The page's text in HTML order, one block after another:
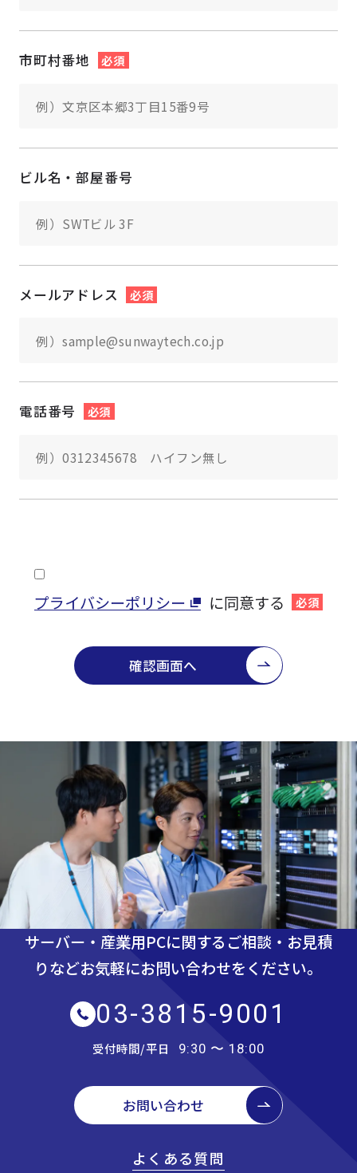
市町村番地 必須
ビル名・部屋番号
メールアドレス 必須
電話番号 必須
プライバシーポリシー に同意する 必須
確認画面へ
サーバー・産業用PCに関するご相談・お見積
りなどお気軽にお問い合わせをください。
03-3815-9001
受付時間/平日 9:30 〜 18:00
お問い合わせ
よくある質問